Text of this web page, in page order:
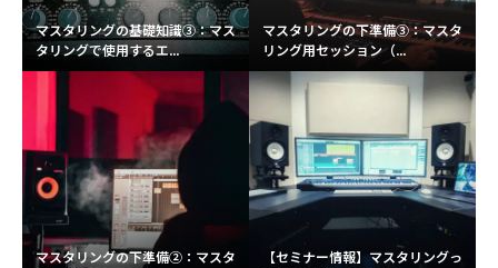
マスタリングの基礎知識③：マス
タリングで使用するエ...
マスタリングの下準備③：マスタ
リング用セッション（...
マスタリングの下準備②：マスタ
【セミナー情報】マスタリングっ